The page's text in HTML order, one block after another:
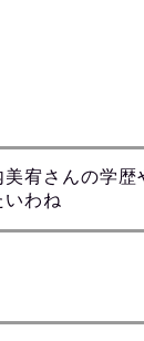
美宥さんの学歴
いわね